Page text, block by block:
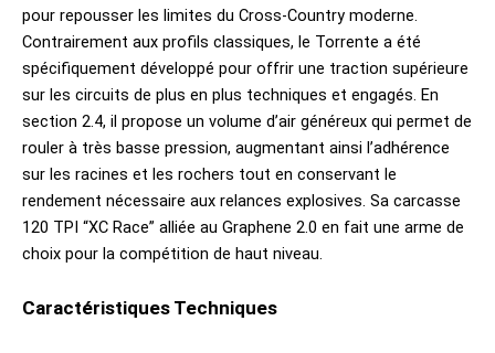
pour repousser les limites du Cross-Country moderne.
Contrairement aux profils classiques, le Torrente a été
spécifiquement développé pour offrir une traction supérieure
sur les circuits de plus en plus techniques et engagés. En
section 2.4, il propose un volume d’air généreux qui permet de
rouler à très basse pression, augmentant ainsi l’adhérence
sur les racines et les rochers tout en conservant le
rendement nécessaire aux relances explosives. Sa carcasse
120 TPI “XC Race” alliée au Graphene 2.0 en fait une arme de
choix pour la compétition de haut niveau.
Caractéristiques Techniques